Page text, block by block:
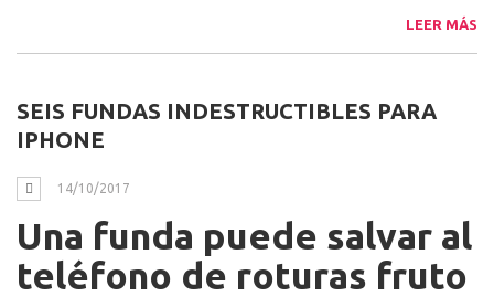
LEER MÁS
SEIS FUNDAS INDESTRUCTIBLES PARA
IPHONE
14/10/2017
Una funda puede salvar al
teléfono de roturas fruto